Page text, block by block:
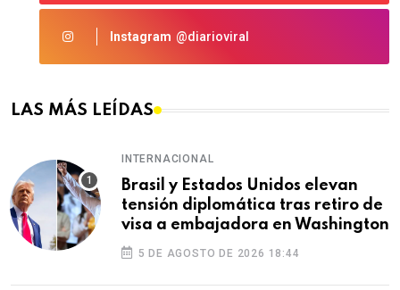
Instagram @diarioviral
LAS MÁS LEÍDAS
INTERNACIONAL
Brasil y Estados Unidos elevan
tensión diplomática tras retiro de
visa a embajadora en Washington
5 DE AGOSTO DE 2026 18:44